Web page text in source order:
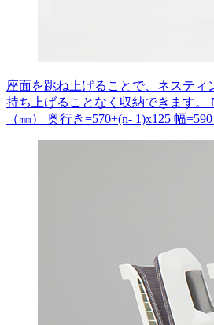
座面を跳ね上げることで、ネスティ
持ち上げることなく収納できます。
（㎜） 奥行き=570+(n- 1)x125 幅